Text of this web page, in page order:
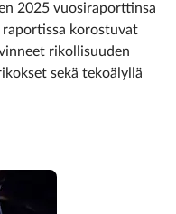
2025 vuosiraporttinsa
raportissa korostuvat
rikollisuuden
sekä tekoälyllä